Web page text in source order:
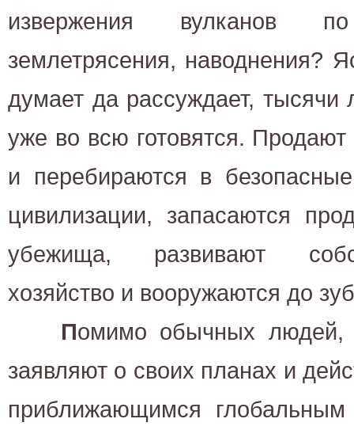
извержения вулканов
землетрясения, наводнения?
думает да рассуждает,
уже во всю готовятся.
и перебираются в
цивилизации, запасаются
убежища, развивают
хозяйство и вооружаются до
Помимо обычных людей,
заявляют о своих планах и
приближающимся